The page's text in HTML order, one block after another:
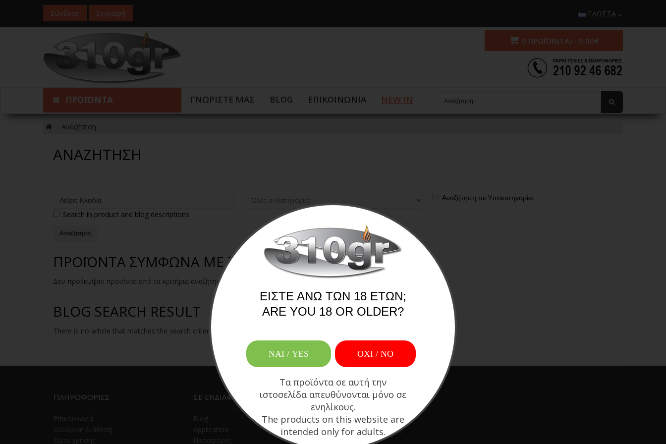
Σύνδεση Εγγραφή ΓΛΏΣΣΑ
0 ΠΡΟΪΌΝ(ΤΑ) - 0,00€
ΠΡΟΪΟΝΤΑ ΓΝΩΡΙΣΤΕ ΜΑΣ BLOG ΕΠΙΚΟΙΝΩΝΙΑ NEW IN
Αναζήτηση
ΑΝΑΖΉΤΗΣΗ
Αναζήτηση σε Υποκατηγορίες
Search in product and blog descriptions
ΠΡΟΪΌΝΤΑ ΣΎΜΦΩΝΑ ΜΕ ΤΑ ΚΡΙΤΉΡΙΑ ΑΝΑΖΉΤΗΣΗΣ
Δεν προέκυψαν προϊόντα από τα κριτήρια αναζήτησης.
BLOG SEARCH RESULT
There is no article that matches the search criteria.
ΠΛΗΡΟΦΟΡΙΕΣ
Επικοινωνία
Χονδρική διάθεση
Όροι χρήσης
ΣΕ ΕΝΔΙΑΦΕΡΟΥΝ
Blog
Application
Προσφορές
ΚΑΤΗΓΟΡΙΕΣ
ΠΡΟΪΟΝΤΩΝ
Ηλεκτρονικό τσιγάρο
Ατμοποιητές
ΕΊΣΤΕ ΆΝΩ ΤΩΝ 18 ΕΤΏΝ;
ARE YOU 18 OR OLDER?
ΝΑΙ / YES OXI / ΝΟ
Τα προϊόντα σε αυτή την
ιστοσελίδα απευθύνονται μόνο σε
ενηλίκους.
The products on this website are
intended only for adults.